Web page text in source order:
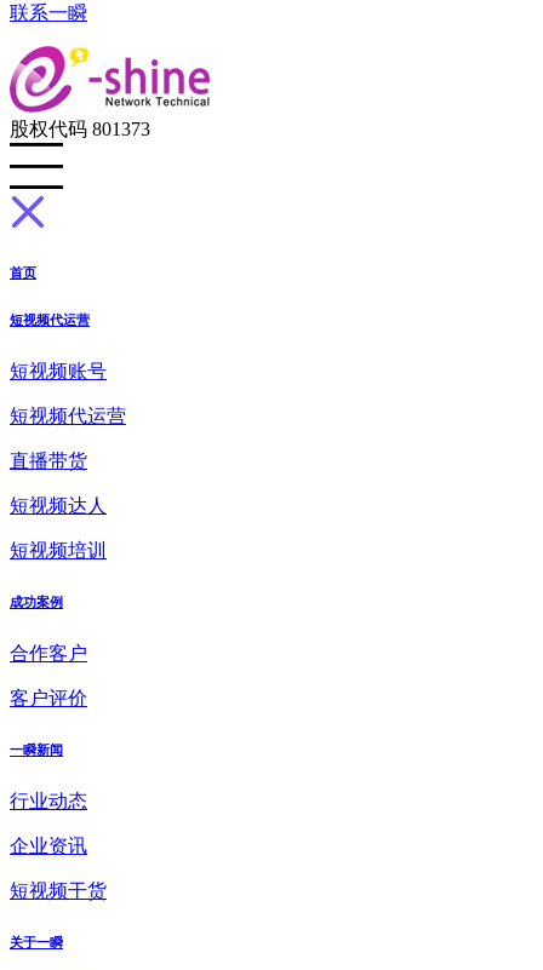
联系一瞬
股权代码 801373
首页
短视频代运营
短视频账号
短视频代运营
直播带货
短视频达人
短视频培训
成功案例
合作客户
客户评价
一瞬新闻
行业动态
企业资讯
短视频干货
关于一瞬